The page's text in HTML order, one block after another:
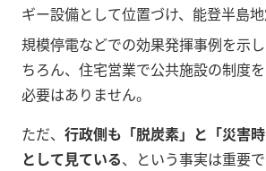
ギー設備として位置づけ、能登半島
規模停電などでの効果発揮事例を示
ちろん、住宅営業で公共施設の制度
必要はありません。
ただ、 行政側も「脱炭素」と「災害
として見ている、という事実は重要で